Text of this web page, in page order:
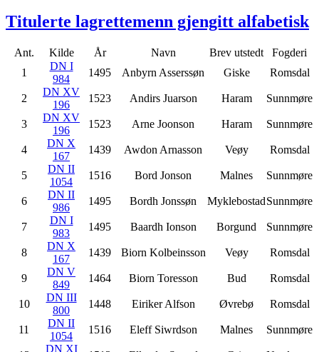
Titulerte lagrettemenn gjengitt alfabetisk
Ant. Kilde År Navn Brev utstedt
Fogderi
1
DN I
984
1495 Anbyrn Asserssøn Giske Romsdal
2
DN XV
196
1523 Andirs Juarson Haram Sunnmøre
3
DN XV
196
1523 Arne Joonson Haram Sunnmøre
4
DN X
167
1439 Awdon Arnasson Veøy Romsdal
5
DN II
1054
1516 Bord Jonson Malnes Sunnmøre
6
DN II
986
1495 Bordh Jonssøn MyklebostadSunnmøre
7
DN I
983
1495 Baardh Ionson Borgund Sunnmøre
8
DN X
167
1439 Biorn Kolbeinsson Veøy Romsdal
9
DN V
849
1464 Biorn Toresson Bud Romsdal
10
DN III
800
1448 Eiriker Alfson Øvrebø Romsdal
11
DN II
1054
1516 Eleff Siwrdson Malnes Sunnmøre
DN XI